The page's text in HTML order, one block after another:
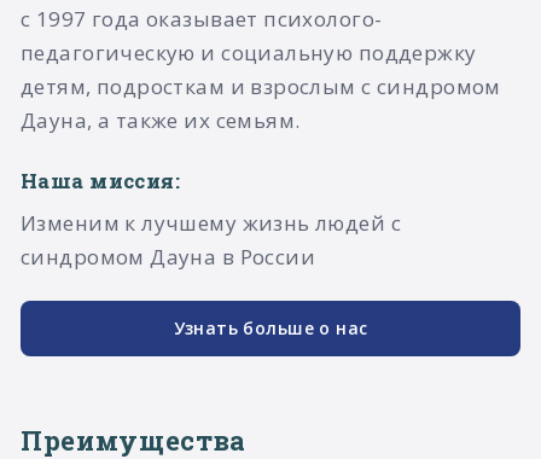
с 1997 года оказывает психолого-
педагогическую и социальную поддержку
детям, подросткам и взрослым с синдромом
Дауна, а также их семьям.​
Наша миссия:
Изменим к лучшему жизнь людей с
синдромом Дауна в России
Узнать больше о нас
Преимущества